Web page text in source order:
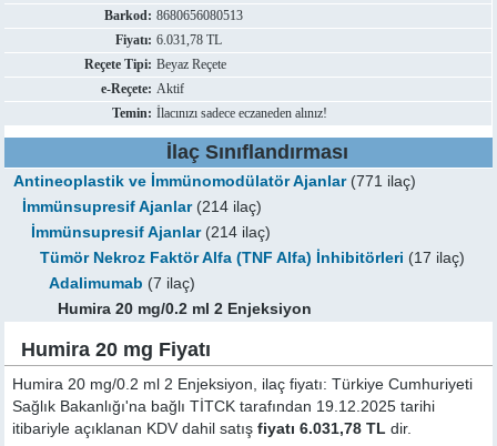
Barkod: 8680656080513
Fiyatı: 6.031,78 TL
Reçete Tipi: Beyaz Reçete
e-Reçete: Aktif
Temin: İlacınızı sadece eczaneden alınız!
İlaç Sınıflandırması
Antineoplastik ve İmmünomodülatör Ajanlar(771 ilaç)
İmmünsupresif Ajanlar(214 ilaç)
İmmünsupresif Ajanlar(214 ilaç)
Tümör Nekroz Faktör Alfa (TNF Alfa) İnhibitörleri (17 ilaç)
Adalimumab (7 ilaç)
Humira 20 mg/0.2 ml 2 Enjeksiyon
Humira 20 mg Fiyatı
Humira 20 mg/0.2 ml 2 Enjeksiyon, ilaç fiyatı: Türkiye Cumhuriyeti
Sağlık Bakanlığı'na bağlı TİTCK tarafından 19.12.2025 tarihi
itibariyle açıklanan KDV dahil satışfiyatı 6.031,78 TL dir.